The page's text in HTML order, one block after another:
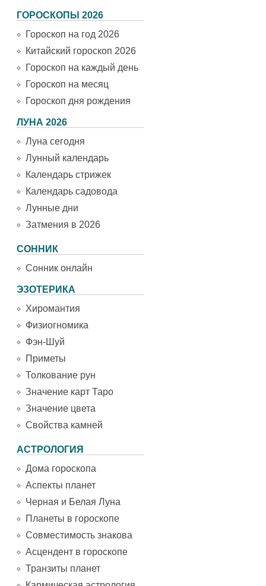
ГОРОСКОПЫ 2026
Гороскоп на год 2026
Китайский гороскоп 2026
Гороскоп на каждый день
Гороскоп на месяц
Гороскоп дня рождения
ЛУНА 2026
Луна сегодня
Лунный календарь
Календарь стрижек
Календарь садовода
Лунные дни
Затмения в 2026
СОННИК
Сонник онлайн
ЭЗОТЕРИКА
Хиромантия
Физиогномика
Фэн-Шуй
Приметы
Толкование рун
Значение карт Таро
Значение цвета
Свойства камней
АСТРОЛОГИЯ
Дома гороскопа
Аспекты планет
Черная и Белая Луна
Планеты в гороскопе
Совместимость знакова
Асцендент в гороскопе
Транзиты планет